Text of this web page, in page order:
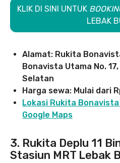
KLIK DI SINI UNTUK
LEBAK
Alamat: Rukita
Bonavista Utama No.
Selatan
Harga sewa: Mulai dari
Lokasi Rukita
Google Maps
3. Rukita Deplu 11
Stasiun MRT Lebak